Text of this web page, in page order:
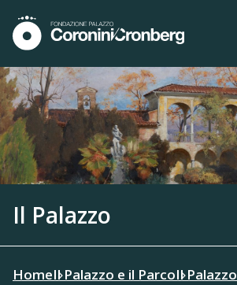
Il Palazzo
HomeIl Palazzo e il ParcoIl Palazzo